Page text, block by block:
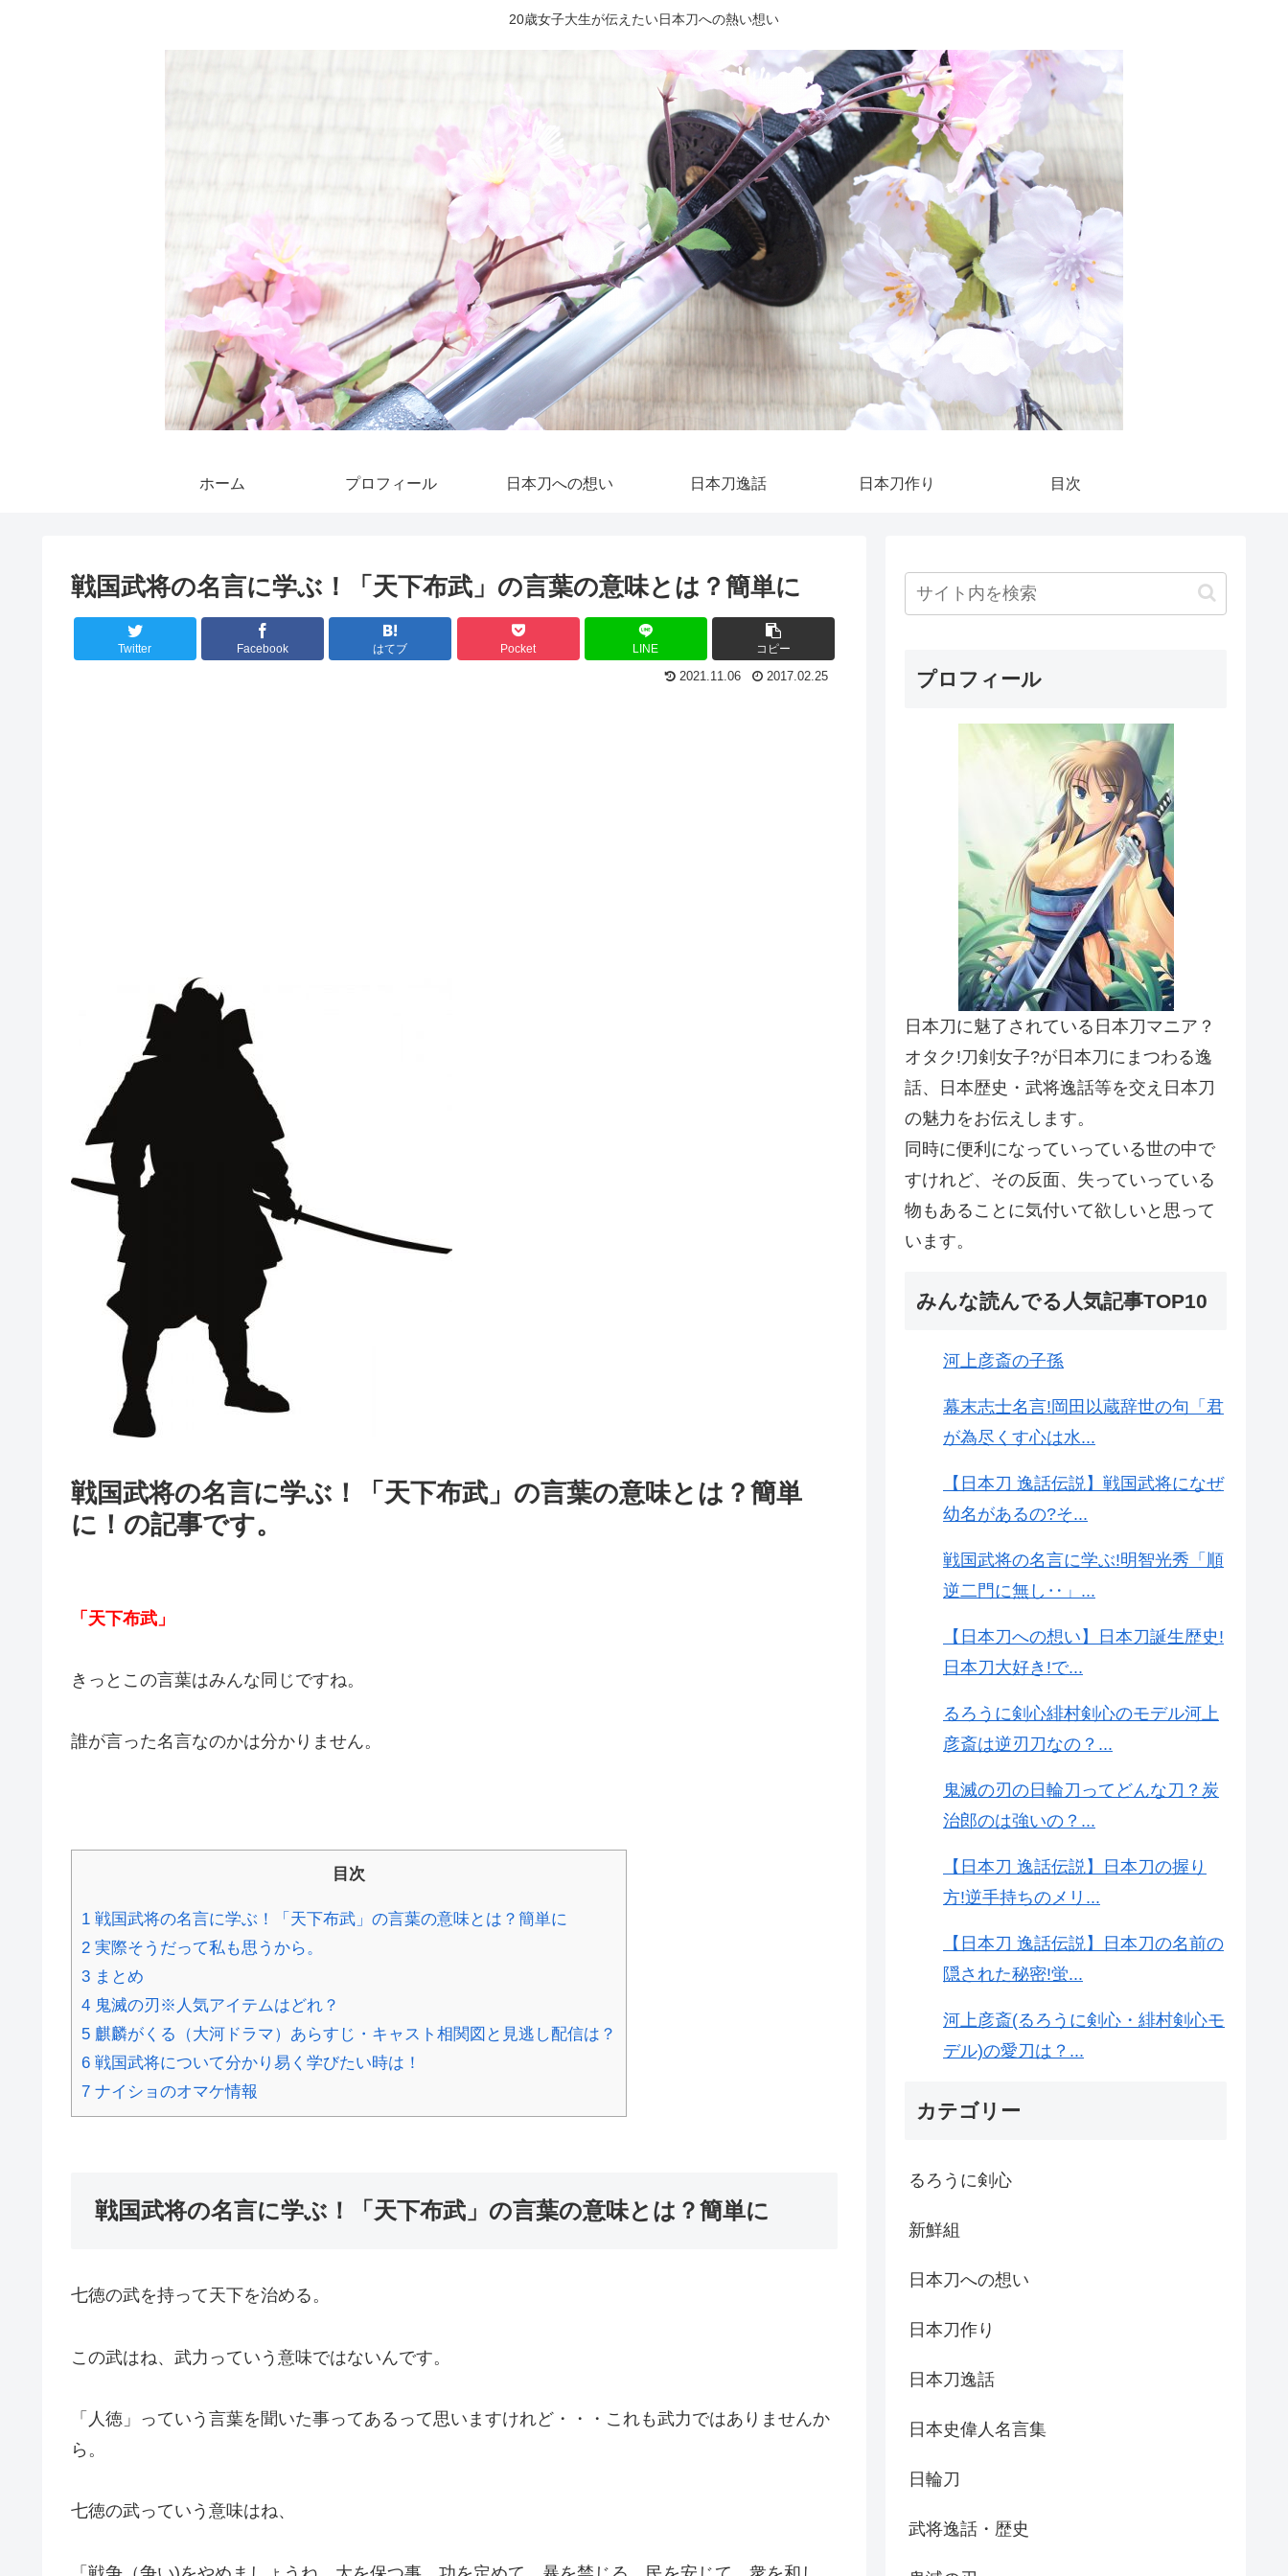
20歳女子大生が伝えたい日本刀への熱い想い
ホーム プロフィール 日本刀への想い 日本刀逸話 日本刀作り 目次
戦国武将の名言に学ぶ！「天下布武」の言葉の意味とは？簡単に
Twitter Facebook はてブ Pocket LINE コピー
2021.11.06 2017.02.25
戦国武将の名言に学ぶ！「天下布武」の言葉の意味とは？簡単
に！の記事です。
「天下布武」
きっとこの言葉はみんな同じですね。
誰が言った名言なのかは分かりません。
目次
1 戦国武将の名言に学ぶ！「天下布武」の言葉の意味とは？簡単に
2 実際そうだって私も思うから。
3 まとめ
4 鬼滅の刃※人気アイテムはどれ？
5 麒麟がくる（大河ドラマ）あらすじ・キャスト相関図と見逃し配信は？
6 戦国武将について分かり易く学びたい時は！
7 ナイショのオマケ情報
戦国武将の名言に学ぶ！「天下布武」の言葉の意味とは？簡単に
七徳の武を持って天下を治める。
この武はね、武力っていう意味ではないんです。
「人徳」っていう言葉を聞いた事ってあるって思いますけれど・・・これも武力ではありませんか
ら。
七徳の武っていう意味はね、
プロフィール
日本刀に魅了されている日本刀マニア？
オタク!刀剣女子?が日本刀にまつわる逸
話、日本歴史・武将逸話等を交え日本刀
の魅力をお伝えします。
同時に便利になっていっている世の中で
すけれど、その反面、失っていっている
物もあることに気付いて欲しいと思って
います。
みんな読んでる人気記事TOP10
河上彦斎の子孫
幕末志士名言!岡田以蔵辞世の句「君
が為尽くす心は水...
【日本刀 逸話伝説】戦国武将になぜ
幼名があるの?そ...
戦国武将の名言に学ぶ!明智光秀「順
逆二門に無し‥」...
【日本刀への想い】日本刀誕生歴史!
日本刀大好き!で...
るろうに剣心緋村剣心のモデル河上
彦斎は逆刃刀なの？...
鬼滅の刃の日輪刀ってどんな刀？炭
治郎のは強いの？...
【日本刀 逸話伝説】日本刀の握り
方!逆手持ちのメリ...
【日本刀 逸話伝説】日本刀の名前の
隠された秘密!蛍...
河上彦斎(るろうに剣心・緋村剣心モ
デル)の愛刀は？...
カテゴリー
るろうに剣心
新鮮組
日本刀への想い
日本刀作り
日本刀逸話
日本史偉人名言集
日輪刀
武将逸話・歴史